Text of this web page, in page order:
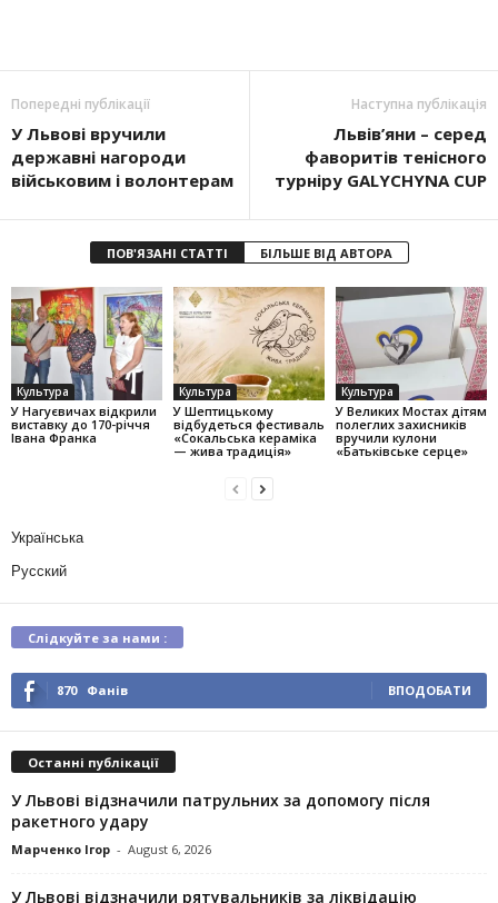
Попередні публікації
У Львові вручили
державні нагороди
військовим і волонтерам
Наступна публікація
Львів’яни – серед
фаворитів тенісного
турніру GALYCHYNA CUP
ПОВ'ЯЗАНІ СТАТТІ БІЛЬШЕ ВІД АВТОРА
Культура
У Нагуєвичах відкрили
виставку до 170-річчя
Івана Франка
Культура
У Шептицькому
відбудеться фестиваль
«Сокальська кераміка
— жива традиція»
Культура
У Великих Мостах дітям
полеглих захисників
вручили кулони
«Батьківське серце»
Українська
Русский
Слідкуйте за нами :
870 Фанів ВПОДОБАТИ
Останні публікації
У Львові відзначили патрульних за допомогу після
ракетного удару
Марченко Ігор - August 6, 2026
У Львові відзначили рятувальників за ліквідацію